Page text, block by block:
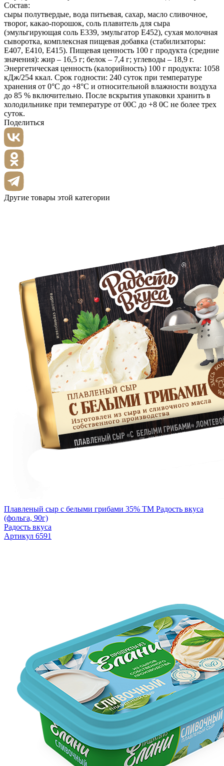
Состав:
сыры полутвердые, вода питьевая, сахар, масло сливочное,
творог, какао-порошок, соль плавитель для сыра
(эмульгирующая соль Е339, эмульгатор Е452), сухая молочная
сыворотка, комплексная пищевая добавка (стабилизаторы:
Е407, Е410, Е415). Пищевая ценность 100 г продукта (средние
значения): жир – 16,5 г; белок – 7,4 г; углеводы – 18,9 г.
Энергетическая ценность (калорийность) 100 г продукта: 1058
кДж/254 ккал. Срок годности: 240 суток при температуре
хранения от 0°С до +8°С и относительной влажности воздуха
до 85 % включительно. После вскрытия упаковки хранить в
холодильнике при температуре от 00С до +8 0С не более трех
суток.
Поделиться
Другие товары этой категории
Плавленый сыр с белыми грибами 35% ТМ Радость вкуса
(фольга, 90г)
Радость вкуса
Артикул 6591